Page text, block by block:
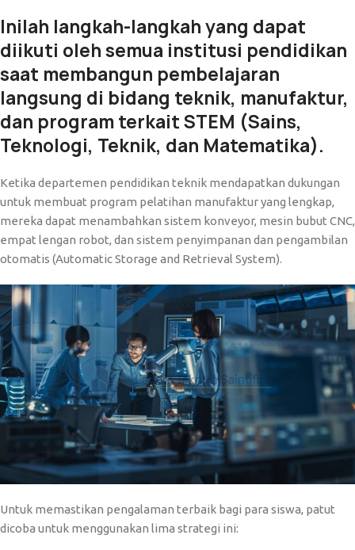
Inilah langkah-langkah yang dapat
diikuti oleh semua institusi pendidikan
saat membangun pembelajaran
langsung di bidang teknik, manufaktur,
dan program terkait STEM (Sains,
Teknologi, Teknik, dan Matematika).
Ketika departemen pendidikan teknik mendapatkan dukungan
untuk membuat program pelatihan manufaktur yang lengkap,
mereka dapat menambahkan sistem konveyor, mesin bubut CNC,
empat lengan robot, dan sistem penyimpanan dan pengambilan
otomatis (Automatic Storage and Retrieval System).
Untuk memastikan pengalaman terbaik bagi para siswa, patut
dicoba untuk menggunakan lima strategi ini: